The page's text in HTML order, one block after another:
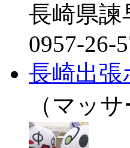
長崎県諫
0957-26-
長崎出
（マッサ